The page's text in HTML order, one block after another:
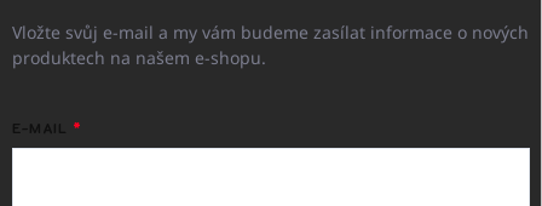
Vložte svůj e-mail a my vám budeme zasílat informace o nových
produktech na našem e-shopu.
E-MAIL